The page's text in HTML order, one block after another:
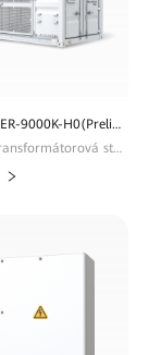
Model: JUPITER-9000K-H0(Preliminary)
Inteligentní transformátorová stanice